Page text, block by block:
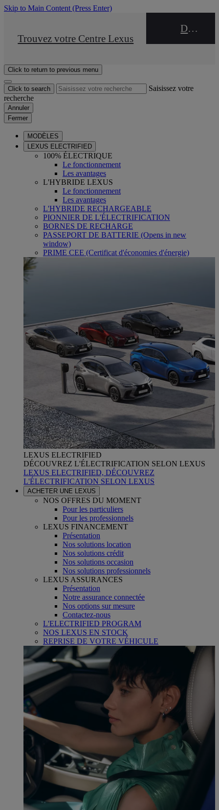
Skip to Main Content (Press Enter)
STOP DRIVE Takata
Trouvez votre Centre Lexus
DEALER NAME
Click to return to previous menu
Click to search
Saisissez votre
recherche
Annuler
Fermer
MODÈLES
LEXUS ELECTRIFIED
100% ÉLECTRIQUE
Le fonctionnement
Les avantages
L'HYBRIDE LEXUS
Le fonctionnement
Les avantages
L'HYBRIDE RECHARGEABLE
PIONNIER DE L'ÉLECTRIFICATION
BORNES DE RECHARGE
PASSEPORT DE BATTERIE (Opens in new
window)
PRIME CEE (Certificat d'économies d'énergie)
LEXUS ELECTRIFIED
DÉCOUVREZ L'ÉLECTRIFICATION SELON LEXUS
LEXUS ELECTRIFIED, DÉCOUVREZ
L'ÉLECTRIFICATION SELON LEXUS
ACHETER UNE LEXUS
NOS OFFRES DU MOMENT
Pour les particuliers
Pour les professionnels
LEXUS FINANCEMENT
Présentation
Nos solutions location
Nos solutions crédit
Nos solutions occasion
Nos solutions professionnels
LEXUS ASSURANCES
Présentation
Notre assurance connectée
Nos options sur mesure
Contactez-nous
L'ELECTRIFIED PROGRAM
NOS LEXUS EN STOCK
REPRISE DE VOTRE VÉHICULE